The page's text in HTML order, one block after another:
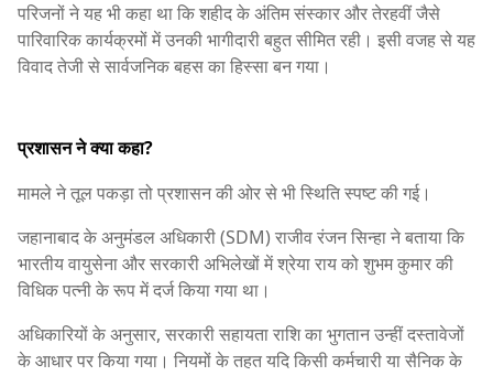
परिजनों ने यह भी कहा था कि शहीद के अंतिम संस्कार और तेरहवीं जैसे
पारिवारिक कार्यक्रमों में उनकी भागीदारी बहुत सीमित रही। इसी वजह से यह
विवाद तेजी से सार्वजनिक बहस का हिस्सा बन गया।
प्रशासन ने क्या कहा?
मामले ने तूल पकड़ा तो प्रशासन की ओर से भी स्थिति स्पष्ट की गई।
जहानाबाद के अनुमंडल अधिकारी (SDM) राजीव रंजन सिन्हा ने बताया कि
भारतीय वायुसेना और सरकारी अभिलेखों में श्रेया राय को शुभम कुमार की
विधिक पत्नी के रूप में दर्ज किया गया था।
अधिकारियों के अनुसार, सरकारी सहायता राशि का भुगतान उन्हीं दस्तावेजों
के आधार पर किया गया। नियमों के तहत यदि किसी कर्मचारी या सैनिक के